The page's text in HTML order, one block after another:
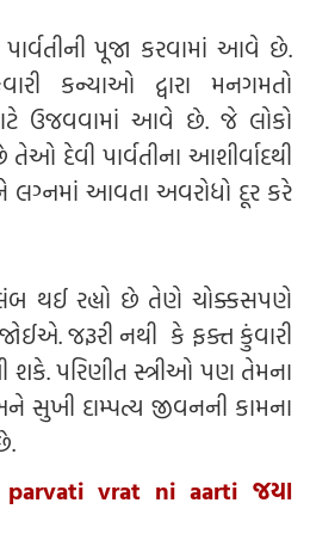
પૂજા કરવામાં આવે છે.
કન્યાઓ દ્વારા મનગમતો
ઉજવવામાં આવે છે. જે લોકો
દેવી પાર્વતીના આશીર્વાદથી
આવતા અવરોધો દૂર કરે
થઈ રહ્યો છે તેણે ચોક્કસપણે
જરૂરી નથી કે ફક્ત કુંવારી
પરિણીત સ્ત્રીઓ પણ તેમના
સુખી દામ્પત્ય જીવનની કામના
parvati vrat ni aarti જયા